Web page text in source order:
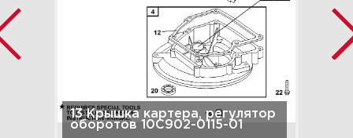
13 Крышка картера, регулятор
оборотов 10C902-0115-01